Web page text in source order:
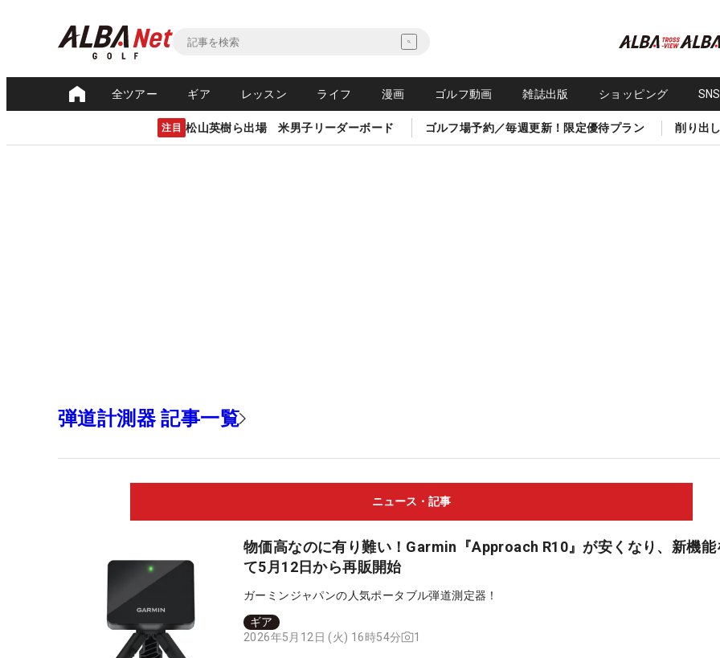
全ツアー ギア レッスン ライフ 漫画 ゴルフ動画 雑誌出版 ショッピング
注目 松山英樹ら出場 米男子リーダーボード ゴルフ場予約／毎週更新！限定優待プラン 削り出
弾道計測器 記事一覧
ニュース・記事
物価高なのに有り難い！Garmin『Approach R10』が安くなり、新機能
て5月12日から再販開始
ガーミンジャパンの人気ポータブル弾道測定器！
ギア
2026年5月12日 (火) 16時54分
1